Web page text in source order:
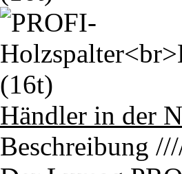
Händler in der
Beschreibung